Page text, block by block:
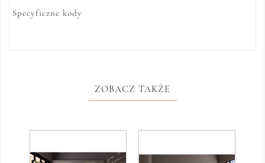
Specyficzne kody
ZOBACZ TAKŻE